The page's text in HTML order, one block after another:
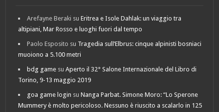
Arefayne Beraki suEritrea e Isole Dahlak: un viaggio tra
altipiani, Mar Rosso e luoghi fuori dal tempo
Paolo Esposito su Tragedia sull’Elbrus: cinque alpinisti bosniaci
muoiono a 5.100 metri
bdg game suAperto il 32° Salone Internazionale del Libro di
Torino, 9-13 maggio 2019
goa game login suNanga Parbat. Simone Moro: “Lo Sperone
Mummery è molto pericoloso. Nessuno è riuscito a scalarlo in 125